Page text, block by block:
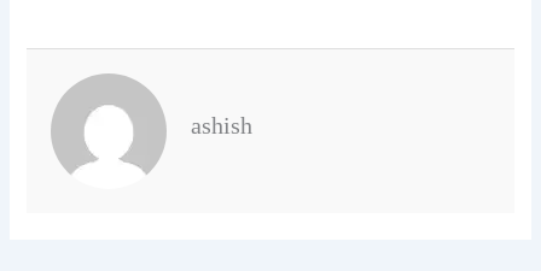
ashish